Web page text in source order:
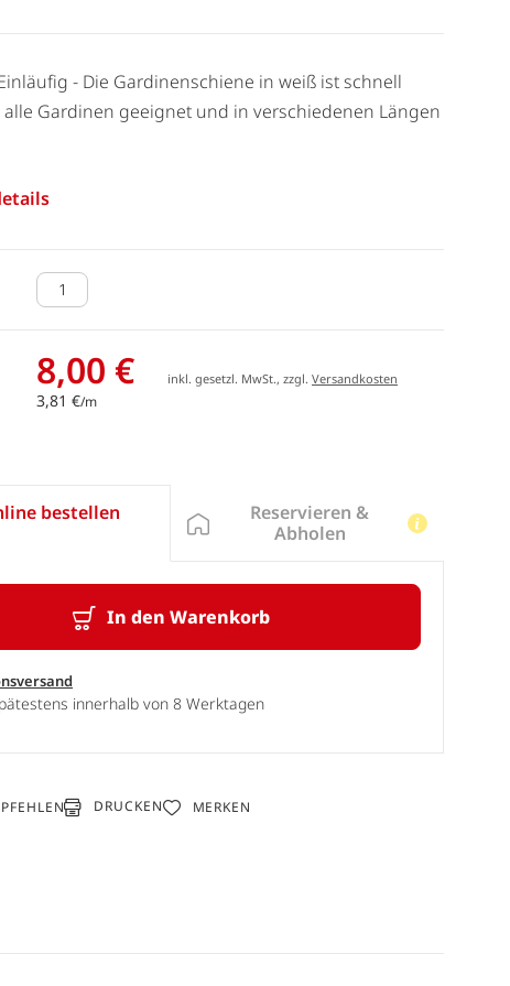
- Die Gardinenschiene in weiß ist schnell
Gardinen geeignet und in verschiedenen Längen
8,00 €
3,81 €/m
inkl. gesetzl. MwSt., zzgl.Versandkosten
bestellen
In den Warenkorb
innerhalb von 8 Werktagen
Reservieren &
Abholen
DRUCKEN MERKEN